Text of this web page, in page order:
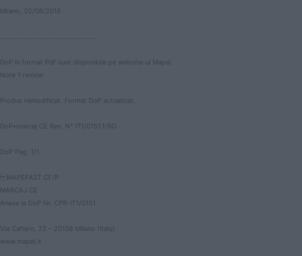
Milano, 02/08/2016
…………………………………………….
DoP in format Pdf sunt disponibile pe website-ul Mapei.
Note 1 revizie:
Produs nemodificat. Format DoP actualizat.
DoP+marcaj CE Rev. N° IT1/0151.1/RO
DoP Pag. 1/1
MAPEFAST CF/P
MARCAJ CE
Anexa la DoP Nr. CPR-IT1/0151
Via Cafiero, 22 – 20158 Milano (Italy)
www.mapei.it